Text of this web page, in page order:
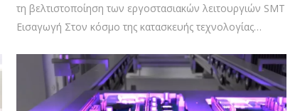
τη βελτιστοποίηση των εργοστασιακών λειτουργιών SMT
Εισαγωγή Στον κόσμο της κατασκευής τεχνολογίας
απρόσκοπτης επικοινωνίας μεταξύ των μηχανών είναι
ζωτικής σημασίας για την αποτελεσματικότητα και την
ακρίβεια. Πρωτόκολλα όπως το RS-485 και το SMEMA